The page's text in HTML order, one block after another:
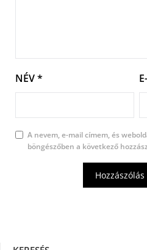
NÉV*
A nevem, e-mail címem, és
böngészőben a következő